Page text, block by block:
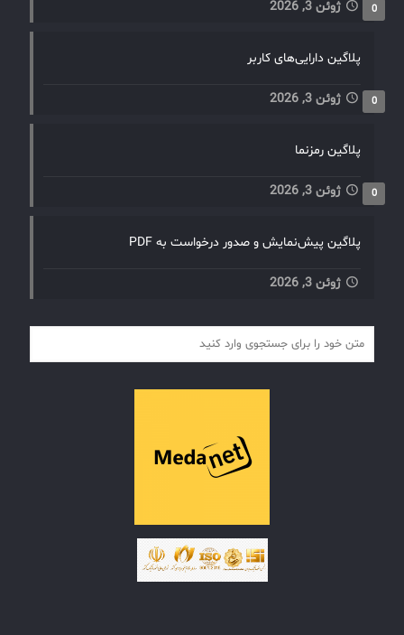
ژوئن 3, 2026 0
پلاگین دارایی‌های کاربر
ژوئن 3, 2026 0
پلاگین رمزنما
ژوئن 3, 2026 0
پلاگین پیش‌نمایش و صدور درخواست به PDF
ژوئن 3, 2026